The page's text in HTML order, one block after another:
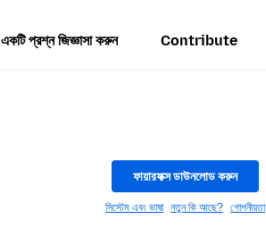
একটি প্রশ্ন জিজ্ঞাসা করুন Contribute
ফায়ারফক্স ডাউনলোড করুন
সিস্টেম এবং ভাষা নতুন কি আছে? গোপনীয়তা